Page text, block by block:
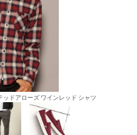
ドアローズ ワインレッド シャツ